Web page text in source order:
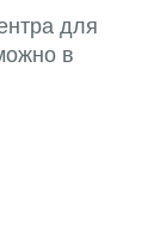
для
в